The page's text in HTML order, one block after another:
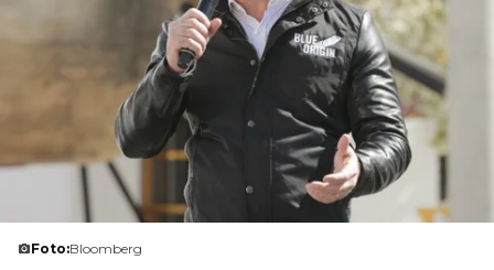
Foto:Bloomberg